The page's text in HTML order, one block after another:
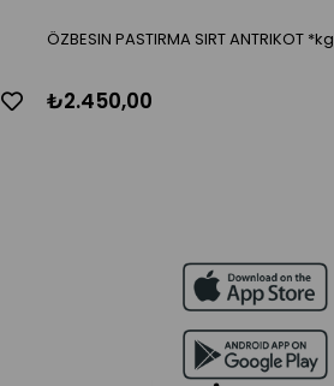
ÖZBESIN PASTIRMA SIRT ANTRIKOT *kg
₺2.450,00